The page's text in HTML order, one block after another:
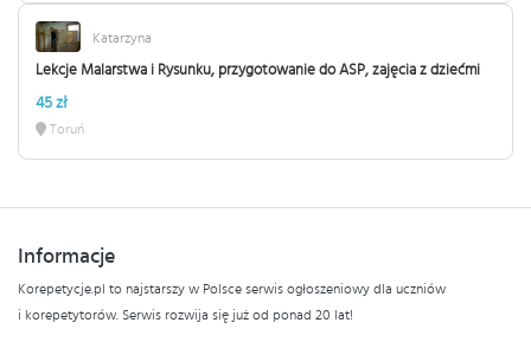
Katarzyna
Lekcje Malarstwa i Rysunku, przygotowanie do ASP, zajęcia z dziećmi
45 zł
Toruń
Informacje
Korepetycje.pl to najstarszy w Polsce serwis ogłoszeniowy dla uczniów
i korepetytorów. Serwis rozwija się już od ponad 20 lat!